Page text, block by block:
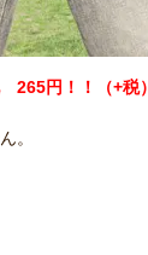
円！！（+税）
。